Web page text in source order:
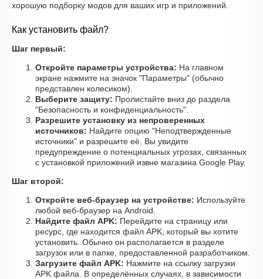
хорошую подборку модов для ваших игр и приложений.
Как установить файл?
Шаг первый:
Откройте параметры устройства: На главном
экране нажмите на значок "Параметры" (обычно
представлен колесиком).
Выберите защиту: Пролистайте вниз до раздела
"Безопасность и конфиденциальность".
Разрешите установку из непроверенных
источников: Найдите опцию "Неподтвержденные
источники" и разрешите её. Вы увидите
предупреждение о потенциальных угрозах, связанных
с установкой приложений извне магазина Google Play.
Шаг второй:
Откройте веб-браузер на устройстве: Используйте
любой веб-браузер на Android.
Найдите файл APK: Перейдите на страницу или
ресурс, где находится файл APK, который вы хотите
установить. Обычно он располагается в разделе
загрузок или в папке, предоставленной разработчиком.
Загрузите файл APK: Нажмите на ссылку загрузки
APK файла. В определённых случаях, в зависимости